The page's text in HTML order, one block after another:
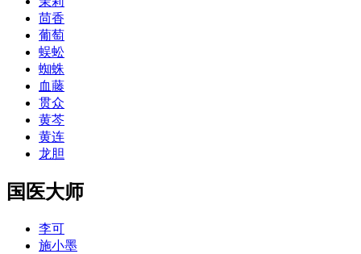
茴香
葡萄
蜈蚣
蜘蛛
血藤
贯众
黄芩
黄连
龙胆
国医大师
李可
施小墨